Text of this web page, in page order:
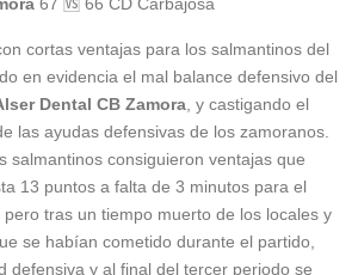
cortas ventajas para los salmantinos del
en evidencia el mal balance defensivo del
Dental CB Zamora , y castigando el
las ayudas defensivas de los zamoranos.
salmantinos consiguieron ventajas que
13 puntos a falta de 3 minutos para el
tras un tiempo muerto de los locales y
se habían cometido durante el partido,
defensiva y al final del tercer periodo se